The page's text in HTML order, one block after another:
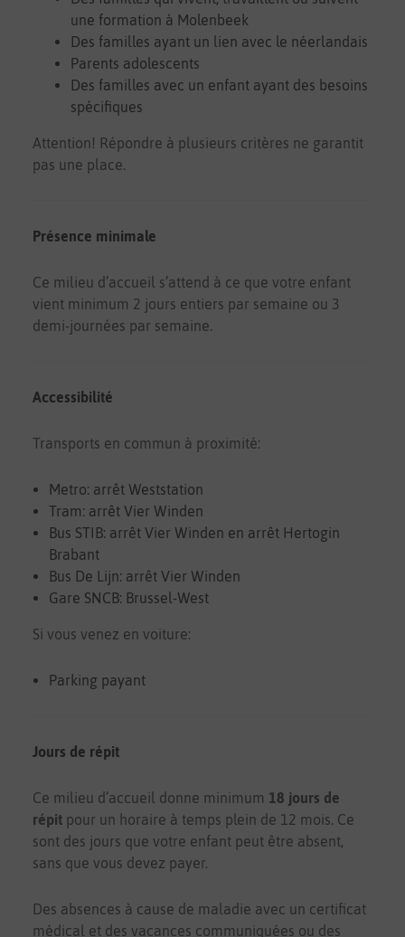
une formation à Molenbeek
Des familles ayant un lien avec le néerlandais
Parents adolescents
Des familles avec un enfant ayant des besoins
spécifiques
Attention! Répondre à plusieurs critères ne garantit
pas une place.
Présence minimale
Ce milieu d’accueil s’attend à ce que votre enfant
vient minimum 2 jours entiers par semaine ou 3
demi-journées par semaine.
Accessibilité
Transports en commun à proximité:
Metro: arrêt Weststation
Tram: arrêt Vier Winden
Bus STIB: arrêt Vier Winden en arrêt Hertogin
Brabant
Bus De Lijn: arrêt Vier Winden
Gare SNCB: Brussel-West
Si vous venez en voiture:
Parking payant
Jours de répit
Ce milieu d’accueil donne minimum 18 jours de
répit pour un horaire à temps plein de 12 mois. Ce
sont des jours que votre enfant peut être absent,
sans que vous devez payer.
Des absences à cause de maladie avec un certificat
médical et des vacances communiquées ou des